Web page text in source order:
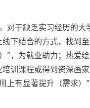
对于缺乏实习经历的大
下结合的方式，找到
”，为就业助力；热爱
训课程或得到资深画
上有显著提升（需求）